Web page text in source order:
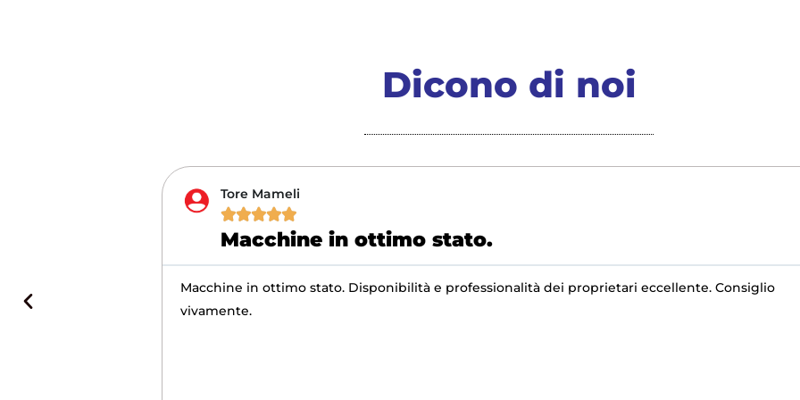
Dicono di noi
a loro per
Tore Mameli

Macchine in ottimo stato.
Macchine in ottimo stato. Disponibilità e professionalità dei proprietari eccellente. Consiglio
vivamente.